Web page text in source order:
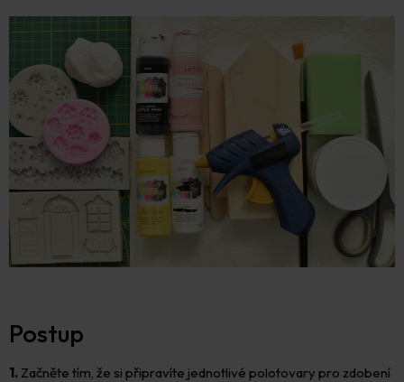
Postup
1. Začněte tím, že si připravíte jednotlivé polotovary pro zdobení